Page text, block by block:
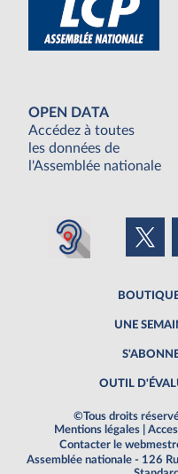
OPEN DATA
Accédez à toutes
les données de
l'Assemblée nationale
UNE
OUTIL
©Tous droits
Mentions légales
Contacter le
Assemblée nationale - 126